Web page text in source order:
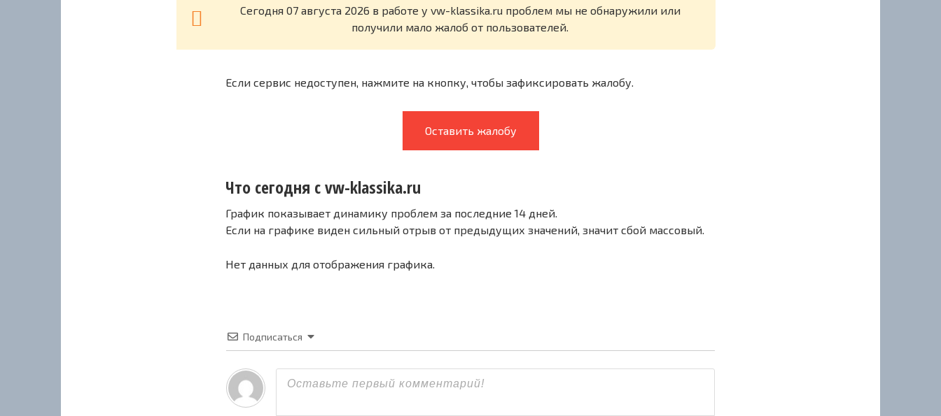
Cегодня 07 августа 2026 в работе у vw-klassika.ru проблем мы не обнаружили или
получили мало жалоб от пользователей.
Если сервис недоступен, нажмите на кнопку, чтобы зафиксировать жалобу.
Оставить жалобу
Что сегодня с vw-klassika.ru
График показывает динамику проблем за последние 14 дней.
Если на графике виден сильный отрыв от предыдущих значений, значит сбой массовый.
Нет данных для отображения графика.
Подписаться